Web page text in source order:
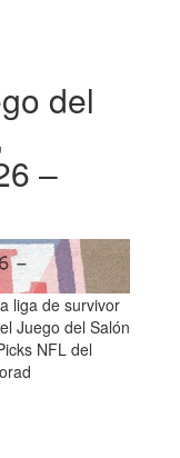
del
–
liga de survivor
Juego del Salón
NFL del